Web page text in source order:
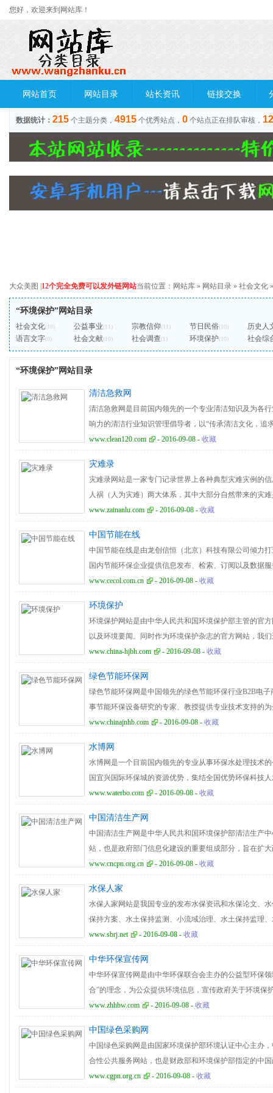
您好，欢迎来到网站库！
网站首页 网站目录 站长资讯 链接交换
数据统计： 215 个主题分类， 4915 个优秀站点， 0 个站点正在排队审核，
大众美图 12个完全免费可以发外链网站当前位置： 网站库 » 网站目录 » 社会文化
“环境保护”网站目录
社会文化(10) 公益事业(11) 宗教信仰(11) 节日民俗(10)
历史人
语言文字(0) 社会文献(10) 社会调查(1) 环境保护(10) 社会综
“环境保护”网站目录
清洁急救网
清洁急救网是目前国内领先的一个专业清洁知识及为各
响力的清洁行业知识管理倡导者，以“传承清洁文化，追
清洗保洁知识库”为目标，提供与分享各类清洗保洁资料
案；为业内人士或即将步入清洗保洁行业人士提供系统
品采购成本，让您快速深入了解清洁行业相关的体系知
www.clean120.com - 2016-09-08 - 收藏
灾难录
灾难录网站是一家专门记录世界上各种典型灾难灾例的
人祸（人为灾难）两大体系，其中大部分自然带来的灾
轻损失；人为灾难是人类疏忽或者蓄意造成的，大部分
疫等主要栏目，旨在通过各种鲜血淋漓的灾难灾例来提
示人们珍惜和平，爱护环境，保护我们美丽的地球。
www.zainanlu.com - 2016-09-08 - 收藏
中国节能在线
中国节能在线是由龙创信恒（北京）科技有限公司倾力
国内节能环保企业提供信息发布、检索、订阅以及数据
保服务工作的职能补充，充当国家节能环保事业的宣传
节能行动、新能源、专题、展会、综合查询、产品平台
系统等主要栏目，已成为国内节能环保领域颇具影响力
誉。
www.cecol.com.cn - 2016-09-08 - 收藏
环境保护
环境保护网站是由中华人民共和国环境保护部主管的官
以及环境要闻。同时作为环境保护杂志的官方网站，我
息。对于社会广泛关注的社会环保方面的问题，我们会
种政策，而环保实务当中，我们也会介绍一些有关实际
注世界其他各国，以及各个机构的环保措施，政策以及
大家寻找自己需要的各种环保信息，以及环保杂志的新
www.china-hjbh.com - 2016-09-08 - 收藏
绿色节能环保网
绿色节能环保网是中国领先的绿色节能环保行业B2B电
事节能环保设备研究的专家、教授提供专业技术支持的
理和节能环保设备技术服务的行业门户，致力于通过对
色节能环保网现由供应产品、采购、招商、品牌、公司
成，以信息+专业知识为服务理念和增值服务模式，其
集中定制的数据文库、实用指南，为上网用户提供了方
策者优选的基础信息资源。
www.chinajnhb.com - 2016-09-08 - 收藏
水博网
水博网是一个目前国内领先的专业从事环保水处理技术
国宜兴国际环保城的资源优势，集结全国优势环保科技
台、服务全国环保行业企业”为理念，通过企业会员、个
户网站，以客户的需求为中心，以独特的市场定位和深
决方案、工艺流程、配套的图纸、施工组织设计、现场
诚信，最专业的环保商贸平台，成为国内领先的企业电
内领先的环保优质品牌产品销售平台，国内领先的使用
面的产品、企业、贸易信息搜索引擎。
www.waterbo.com - 2016-09-08 - 收藏
中国清洁生产网
中国清洁生产网是中华人民共和国环境保护部清洁生产
站，也是政府部门信息化建设的重要组成部分，旨在扩
集和交换的智能化、无纸化、实时化；转变政府职能，
关信息资源盘活，把潜在的信息开发出来，变成社会共
我们、项目成果、新闻中心、前沿地带、政策法规、通
盟、联系我们等主要栏目，致力于普及清洁生产科学理
布先进适用技术。同时，及时收集和反映企业、科研单
界的有效互动。
www.cncpn.org.cn - 2016-09-08 - 收藏
水保人家
水保人家网站是我国专业的发布水保资讯和水保论文、
保持方案、水土保持监测、小流域治理、水土保持监理
术交流为主要内容的行业门户。水保人家网站目前设置
www.sbrj.net - 2016-09-08 - 收藏
中华环保宣传网
中华环保宣传网是由中华环保联合会主办的公益型环保
合”的理念，为公众提供环境信息，宣传政府关于环境保
环境保护的典型经验和环保实践；团结和聚集社会力量
宣传网现由各地环保、生态建设、环境灾害、环境健康
图说天下、案件追踪、低碳校园、论坛展览、专家行、
交流平台和探索研究园地，以及为企业发展提供相关咨
角度提供环境科技和环保产业发展咨询服务。
www.zhhbw.com - 2016-09-08 - 收藏
中国绿色采购网
中国绿色采购网是由国家环境保护部环境认证中心主办
合性公共服务网站，也是财政部和环境保护部指定的中
循“一对一的服务，百分百的满意”的服务理念，专注于
www.cgpn.org.cn - 2016-09-08 - 收藏